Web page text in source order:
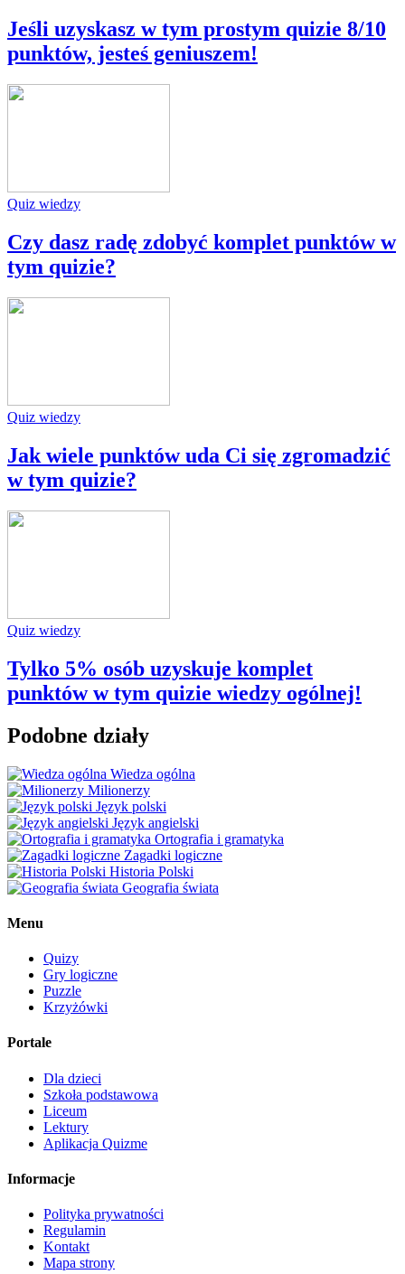
Jeśli uzyskasz w tym prostym quizie 8/10
punktów, jesteś geniuszem!
Quiz wiedzy
Czy dasz radę zdobyć komplet punktów w
tym quizie?
Quiz wiedzy
Jak wiele punktów uda Ci się zgromadzić
w tym quizie?
Quiz wiedzy
Tylko 5% osób uzyskuje komplet
punktów w tym quizie wiedzy ogólnej!
Podobne działy
Wiedza ogólna
Milionerzy
Język polski
Język angielski
Ortografia i gramatyka
Zagadki logiczne
Historia Polski
Geografia świata
Menu
Quizy
Gry logiczne
Puzzle
Krzyżówki
Portale
Dla dzieci
Szkoła podstawowa
Liceum
Lektury
Aplikacja Quizme
Informacje
Polityka prywatności
Regulamin
Kontakt
Mapa strony